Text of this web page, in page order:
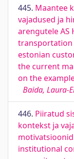
445. Maantee
vajadused ja
arengutele AS
estonian
the current
on the
Baida, Laura-
446. Piiratud
kontekst ja
institutional